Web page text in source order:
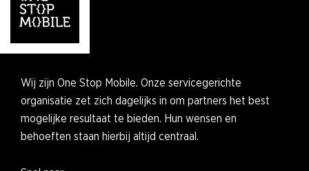
Wij zijn One Stop Mobile. Onze servicegerichte
organisatie zet zich dagelijks in om partners het best
mogelijke resultaat te bieden. Hun wensen en
behoeften staan hierbij altijd centraal.